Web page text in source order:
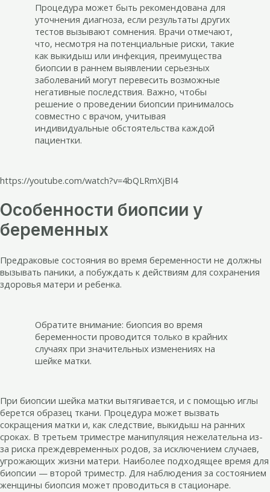
Процедура может быть рекомендована для
уточнения диагноза, если результаты других
тестов вызывают сомнения. Врачи отмечают,
что, несмотря на потенциальные риски, такие
как выкидыш или инфекция, преимущества
биопсии в раннем выявлении серьезных
заболеваний могут перевесить возможные
негативные последствия. Важно, чтобы
решение о проведении биопсии принималось
совместно с врачом, учитывая
индивидуальные обстоятельства каждой
пациентки.
https://youtube.com/watch?v=4bQLRmXjBI4
Особенности биопсии у
беременных
Предраковые состояния во время беременности не должны
вызывать паники, а побуждать к действиям для сохранения
здоровья матери и ребенка.
Обратите внимание: биопсия во время
беременности проводится только в крайних
случаях при значительных изменениях на
шейке матки.
При биопсии шейка матки вытягивается, и с помощью иглы
берется образец ткани. Процедура может вызвать
сокращения матки и, как следствие, выкидыш на ранних
сроках. В третьем триместре манипуляция нежелательна из-
за риска преждевременных родов, за исключением случаев,
угрожающих жизни матери. Наиболее подходящее время для
биопсии — второй триместр. Для наблюдения за состоянием
женщины биопсия может проводиться в стационаре.